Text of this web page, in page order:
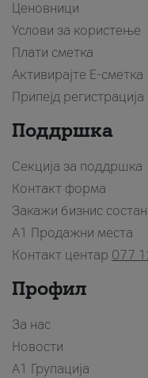
Ценовници
Услови за користење
Плати сметка
Активирајте Е-сметка
Припејд регистрација
Поддршка
Секција за поддршка
Контакт форма
Закажи бизнис
A1 Продажни места
Контакт центар 077
Профил
За нас
Новости
А1 Групација